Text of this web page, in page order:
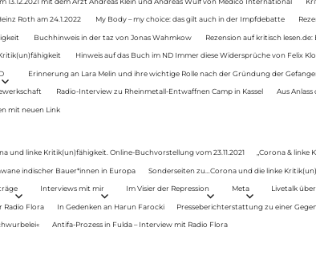
Roth am 24.1.2022 My Body – my choice: das gilt auch in der Impfdebatte
Buchhinweis in der taz von Jonas Wahmkow Rezension auf kritisch
Hinweis auf das Buch im ND Immer diese Widersprüche von Felix
Erinnerung an Lara Melin und ihre wichtige Rolle nach der Gründung der
Radio-Interview zu Rheinmetall-Entwaffnen Camp in Kassel Aus
mit neuen Link
und linke Kritik(un)fähigkeit. Online-Buchvorstellung vom 23.11.2021 „Corona & linke
indischer Bauer*innen in Europa Sonderseiten zu…Corona und die linke
Interviews mit mir Im Visier der Repression Meta Livetalk
Radio Flora In Gedenken an Harun Farocki Presseberichterstattung zu einer
Antifa-Prozess in Fulda – Interview mit Radio Flora